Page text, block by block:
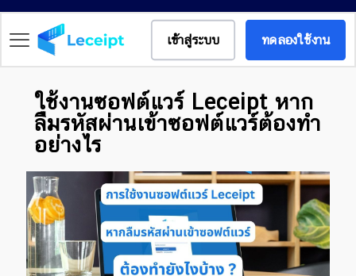
เข้าสู่ระบบ ทดลองใช้งาน
ใช้งานซอฟต์แวร์ Leceipt หาก
ลืมรหัสผ่านเข้าซอฟต์แวร์ต้องทำ
อย่างไร